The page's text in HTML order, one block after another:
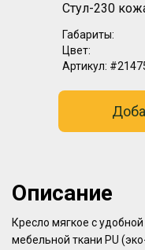
Стул-230
Габариты:
Цвет:
Артикул:
Описание
Кресло мягкое с
мебельной ткани PU